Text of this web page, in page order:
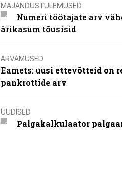
MAJANDUSTULEMUSED
Numeri töötajate arv
ärikasum tõusisid
ARVAMUSED
Eamets: uusi ettevõtteid on
pankrottide arv
UUDISED
Palgakalkulaator